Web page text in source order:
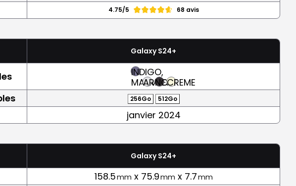
4.75/5 68 avis
Galaxy S24+
INDIGO,
MAUVE
ARGENT
NOIRCREME
256Go 512Go
janvier 2024
Galaxy S24+
158.5mm x 75.9mm x 7.7mm